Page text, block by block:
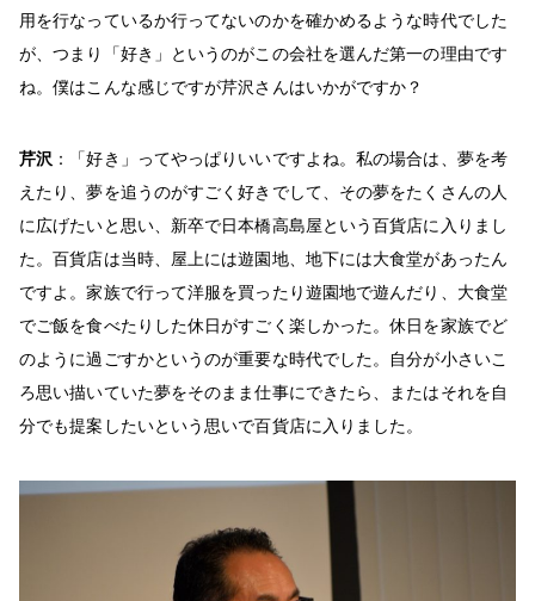
用を行なっているか行ってないのかを確かめるような時代でした
が、つまり「好き」というのがこの会社を選んだ第一の理由です
ね。僕はこんな感じですが芹沢さんはいかがですか？
芹沢 ：「好き」ってやっぱりいいですよね。私の場合は、夢を考
えたり、夢を追うのがすごく好きでして、その夢をたくさんの人
に広げたいと思い、新卒で日本橋高島屋という百貨店に入りまし
た。百貨店は当時、屋上には遊園地、地下には大食堂があったん
ですよ。家族で行って洋服を買ったり遊園地で遊んだり、大食堂
でご飯を食べたりした休日がすごく楽しかった。休日を家族でど
のように過ごすかというのが重要な時代でした。自分が小さいこ
ろ思い描いていた夢をそのまま仕事にできたら、またはそれを自
分でも提案したいという思いで百貨店に入りました。